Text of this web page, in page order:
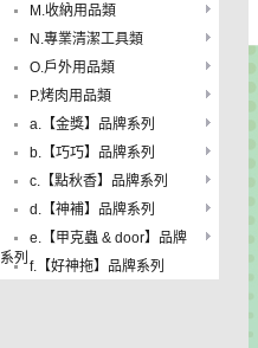
M.收納用品類
N.專業清潔工具類
O.戶外用品類
P.烤肉用品類
a.【金獎】品牌系列
b.【巧巧】品牌系列
c.【點秋香】品牌系列
d.【神補】品牌系列
e.【甲克蟲 & door】品牌
系列 f.【好神拖】品牌系列